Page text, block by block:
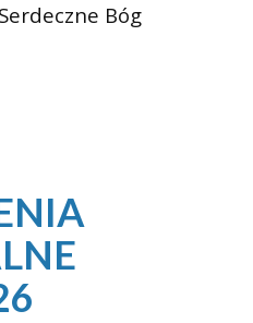
Bóg